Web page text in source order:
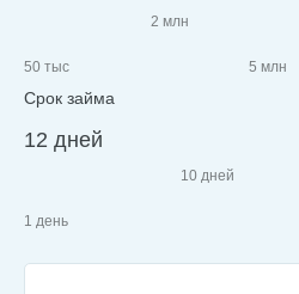
50 тыс
2 млн
5 млн
Срок займа
12 дней
1 день
10 дней